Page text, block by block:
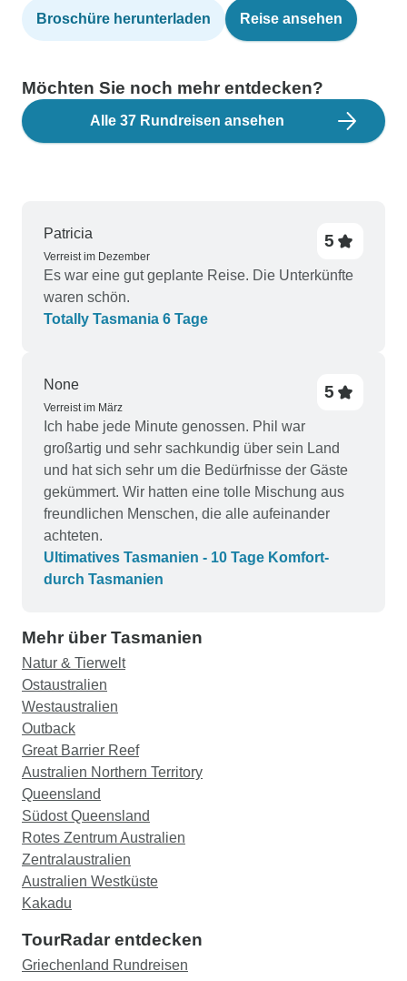
Broschüre herunterladen Reise ansehen
Möchten Sie noch mehr entdecken?
Alle 37 Rundreisen ansehen
Patricia
Verreist im Dezember
5
Es war eine gut geplante Reise. Die Unterkünfte
waren schön.
Totally Tasmania 6 Tage
None
Verreist im März
5
Ich habe jede Minute genossen. Phil war
großartig und sehr sachkundig über sein Land
und hat sich sehr um die Bedürfnisse der Gäste
gekümmert. Wir hatten eine tolle Mischung aus
freundlichen Menschen, die alle aufeinander
achteten.
Ultimatives Tasmanien - 10 Tage Komfort-
durch Tasmanien
Mehr über Tasmanien
Natur & Tierwelt
Ostaustralien
Westaustralien
Outback
Great Barrier Reef
Australien Northern Territory
Queensland
Südost Queensland
Rotes Zentrum Australien
Zentralaustralien
Australien Westküste
Kakadu
TourRadar entdecken
Griechenland Rundreisen